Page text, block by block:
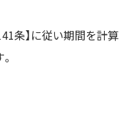
条】に従い期間を計算